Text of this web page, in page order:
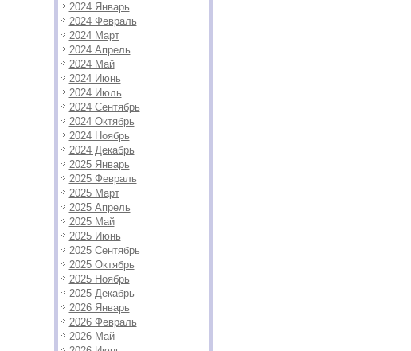
2024 Январь
2024 Февраль
2024 Март
2024 Апрель
2024 Май
2024 Июнь
2024 Июль
2024 Сентябрь
2024 Октябрь
2024 Ноябрь
2024 Декабрь
2025 Январь
2025 Февраль
2025 Март
2025 Апрель
2025 Май
2025 Июнь
2025 Сентябрь
2025 Октябрь
2025 Ноябрь
2025 Декабрь
2026 Январь
2026 Февраль
2026 Май